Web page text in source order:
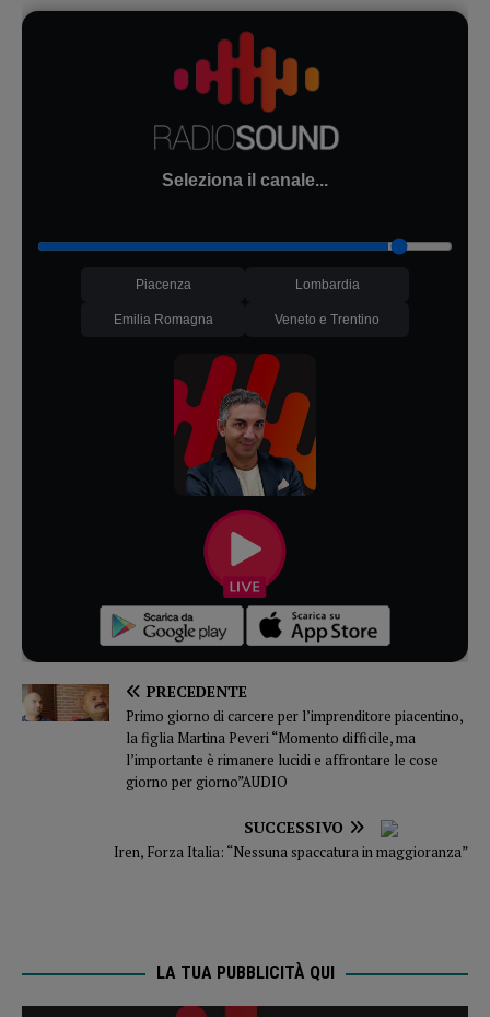
Seleziona il canale...
Piacenza Lombardia
Emilia Romagna Veneto e Trentino
PRECEDENTE
Primo giorno di carcere per l’imprenditore piacentino,
la figlia Martina Peveri “Momento difficile, ma
l’importante è rimanere lucidi e affrontare le cose
giorno per giorno”AUDIO
SUCCESSIVO
Iren, Forza Italia: “Nessuna spaccatura in maggioranza”
LA TUA PUBBLICITÀ QUI